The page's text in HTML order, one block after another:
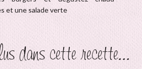
et une salade verte
dans cette recette...